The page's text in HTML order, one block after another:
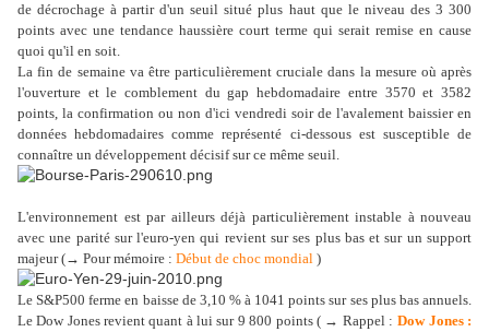
de décrochage à partir d'un seuil situé plus haut que le niveau des 3 300
points avec une tendance haussière court terme qui serait remise en cause
quoi qu'il en soit.
La fin de semaine va être particulièrement cruciale dans la mesure où après
l'ouverture et le comblement du gap hebdomadaire entre 3570 et 3582
points, la confirmation ou non d'ici vendredi soir de l'avalement baissier en
données hebdomadaires comme représenté ci-dessous est susceptible de
connaître un développement décisif sur ce même seuil.
L'environnement est par ailleurs déjà particulièrement instable à nouveau
avec une parité sur l'euro-yen qui revient sur ses plus bas et sur un support
majeur (→ Pour mémoire : Début de choc mondial )
Le S&P500 ferme en baisse de 3,10 % à 1041 points sur ses plus bas annuels.
Le Dow Jones revient quant à lui sur 9 800 points ( → Rappel : Dow Jones :